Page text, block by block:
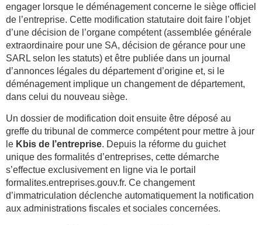
engager lorsque le déménagement concerne le siège officiel
de l’entreprise. Cette modification statutaire doit faire l’objet
d’une décision de l’organe compétent (assemblée générale
extraordinaire pour une SA, décision de gérance pour une
SARL selon les statuts) et être publiée dans un journal
d’annonces légales du département d’origine et, si le
déménagement implique un changement de département,
dans celui du nouveau siège.
Un dossier de modification doit ensuite être déposé au
greffe du tribunal de commerce compétent pour mettre à jour
le Kbis de l’entreprise. Depuis la réforme du guichet
unique des formalités d’entreprises, cette démarche
s’effectue exclusivement en ligne via le portail
formalites.entreprises.gouv.fr. Ce changement
d’immatriculation déclenche automatiquement la notification
aux administrations fiscales et sociales concernées.